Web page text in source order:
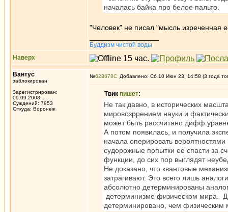
началась байка про белое пальто.
"Человек" не писал "мысль изреченная
Буддизм чистой воды
Наверх
Вантус
заблокирован
Зарегистрирован:
09.09.2008
Суждений: 7953
Откуда: Воронеж
№628678 Добавлено: Сб 10 Июн 23, 14:58 (3 года
Твик пишет:
Не так давно, в исторических
мировозррением науки и
может быть рассчитано
А потом появилась, и получила
начала оперировать
судорожные попытки ее спасти за
функции, до сих пор выглядят
Не доказано, что квантовые
затрагивают. Это всего лишь
абсолютно детерминированы
детерминизме физическом мира.
детерминировано, чем физическим